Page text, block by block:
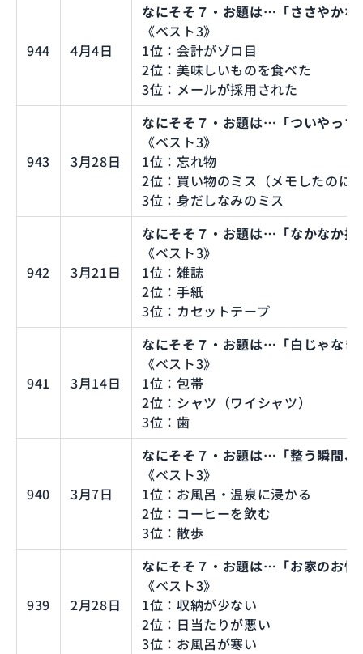
944 4月4日
なにそそ７・お題は…「ささやかな
《ベスト3》
1位：会計がゾロ目
2位：美味しいものを食べた
3位：メールが採用された
943 3月28日
なにそそ７・お題は…「ついやっち
《ベスト3》
1位：忘れ物
2位：買い物のミス（メモしたのに
3位：身だしなみのミス
942 3月21日
なにそそ７・お題は…「なかなか捨
《ベスト3》
1位：雑誌
2位：手紙
3位：カセットテープ
941 3月14日
なにそそ７・お題は…「白じゃなき
《ベスト3》
1位：包帯
2位：シャツ（ワイシャツ）
3位：歯
940 3月7日
なにそそ７・お題は…「整う瞬間、
《ベスト3》
1位：お風呂・温泉に浸かる
2位：コーヒーを飲む
3位：散歩
939 2月28日
なにそそ７・お題は…「お家のお悩
《ベスト3》
1位：収納が少ない
2位：日当たりが悪い
3位：お風呂が寒い